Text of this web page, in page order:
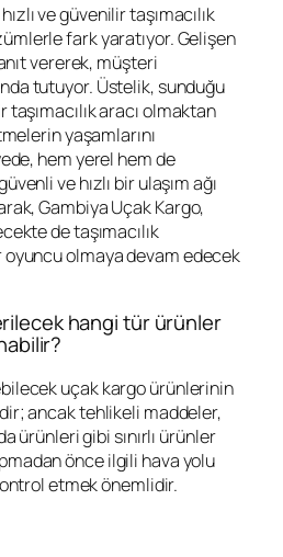
ve güvenilir taşımacılık
fark yaratıyor. Gelişen
vererek, müşteri
tutuyor. Üstelik, sunduğu
aracı olmaktan
yaşamlarını
hem yerel hem de
ve hızlı bir ulaşım ağı
Gambiya Uçak Kargo,
de taşımacılık
olmaya devam edecek
hangi tür ürünler
uçak kargo ürünlerinin
ancak tehlikeli maddeler,
ürünleri gibi sınırlı ürünler
önce ilgili hava yolu
etmek önemlidir.